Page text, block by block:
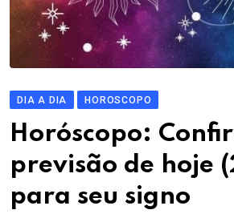
DIA A DIA HOROSCOPO
Horóscopo:
previsão de hoje
para seu signo